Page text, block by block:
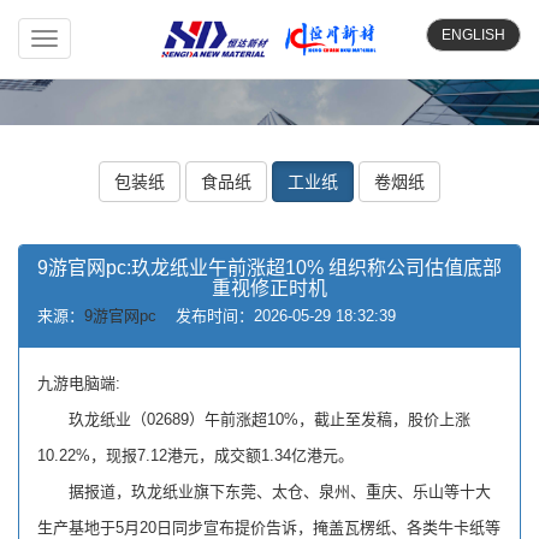
Toggle
navigation
ENGLISH
包装纸 食品纸 工业纸 卷烟纸
9游官网pc:玖龙纸业午前涨超10% 组织称公司估值底部
重视修正时机
来源： 9游官网pc 发布时间：2026-05-29 18:32:39
九游电脑端:
玖龙纸业（02689）午前涨超10%，截止至发稿，股价上涨
10.22%，现报7.12港元，成交额1.34亿港元。
据报道，玖龙纸业旗下东莞、太仓、泉州、重庆、乐山等十大
生产基地于5月20日同步宣布提价告诉，掩盖瓦楞纸、各类牛卡纸等